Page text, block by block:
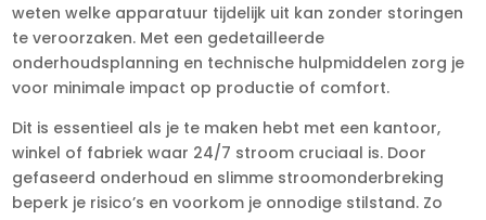
weten welke apparatuur tijdelijk uit kan zonder storingen
te veroorzaken.​ Met een gedetailleerde
onderhoudsplanning en technische hulpmiddelen zorg je
voor minimale impact op productie of comfort.​
Dit is essentieel als je te maken hebt met een kantoor,
winkel of fabriek waar 24/7 stroom cruciaal is.​ Door
gefaseerd onderhoud en slimme stroomonderbreking
beperk je risico’s en voorkom je onnodige stilstand.​ Zo